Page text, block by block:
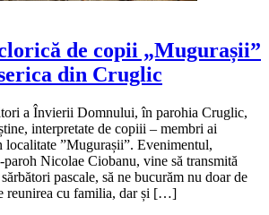
de copii „Mugurașii”
din Cruglic
a Învierii Domnului, în parohia Cruglic,
interpretate de copiii – membri ai
”Mugurașii”. Evenimentul,
Nicolae Ciobanu, vine să transmită
pascale, să ne bucurăm nu doar de
reunirea cu familia, dar și […]